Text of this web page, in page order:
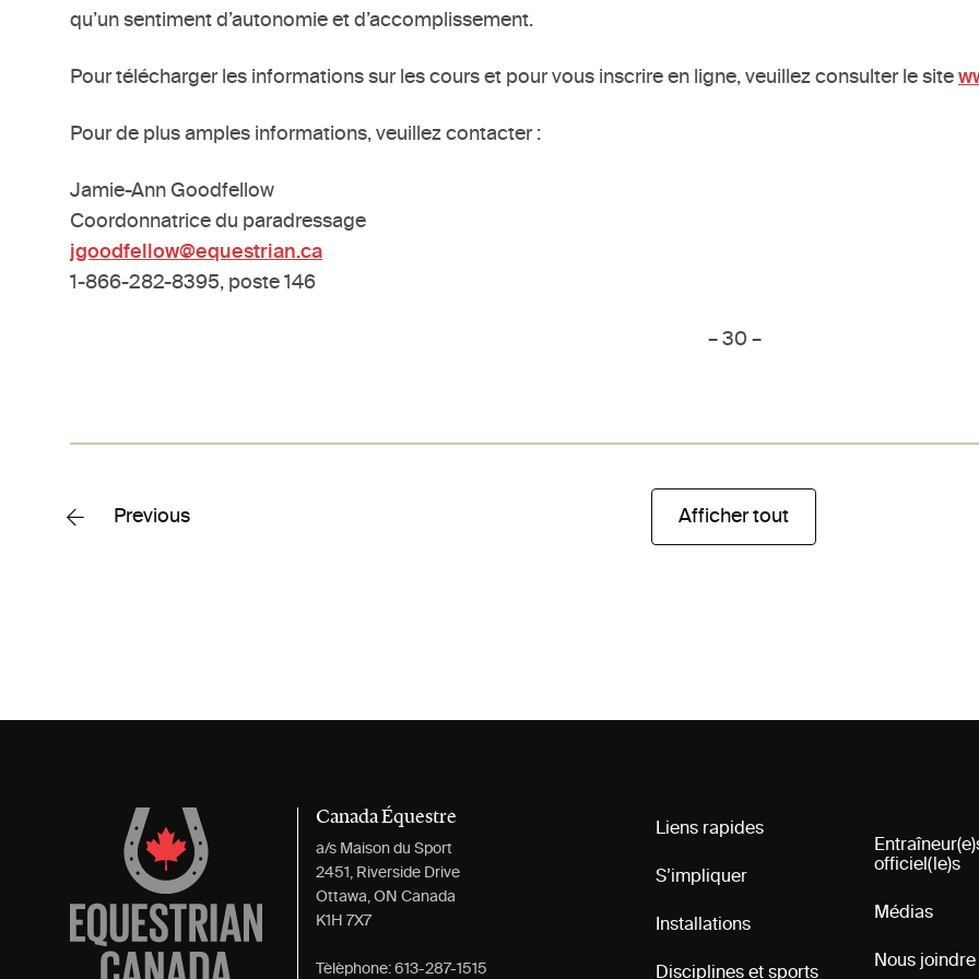
qu’un sentiment d’autonomie et d’accomplissement.
Pour télécharger les informations sur les cours et pour vous inscrire en ligne, veuillez consulter le site
Pour de plus amples informations, veuillez contacter :
Jamie-Ann Goodfellow
Coordonnatrice du paradressage
jgoodfellow@equestrian.ca
1-866-282-8395, poste 146
– 30 –
Previous Afficher tout
Canada Équestre
a/s Maison du Sport
2451, Riverside Drive
Ottawa, ON Canada
K1H 7X7
Tèlèphone: 613-287-1515
Liens rapides
S’impliquer
Installations
Disciplines et sports
officiel(le)s
Médias
Nous joindre